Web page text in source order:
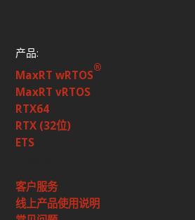
产品:
MaxRT wRTOS
®
MaxRT vRTOS
RTX64
RTX (32位)
ETS
客户服务
线上产品使用说明